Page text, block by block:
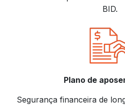
BID.
Plano de
Segurança financeira de